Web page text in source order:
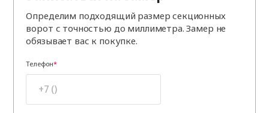
Определим подходящий размер секционных
ворот с точностью до миллиметра. Замер не
обязывает вас к покупке.
Телефон